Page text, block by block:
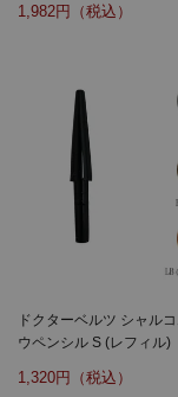
1,982
ドクターベルツ シャル
ウペンシル S (レフィル)
1,320